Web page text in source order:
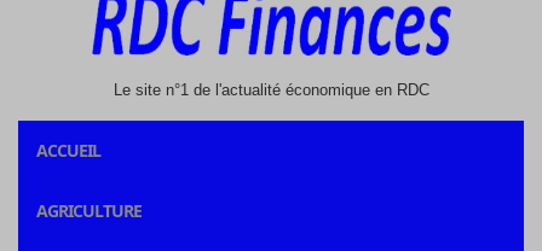
Le site n°1 de l'actualité économique en RDC
ACCUEIL
AGRICULTURE